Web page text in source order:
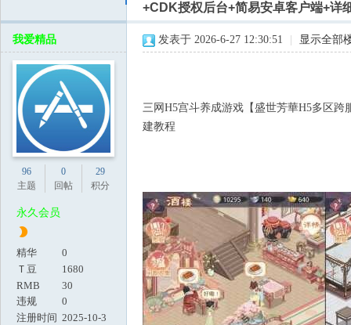
M
+CDK授权后台+简易安卓客户端+详
我爱精品
96
主题
0
回帖
29
积分
永久会员
精华
0
Ｔ豆
1680
RMB
30
违规
0
注册时间 2025-10-3
发表于 2026-6-27 12:30:51 显示全部
三网H5宫斗养成游戏【盛世芳華H5多区
建教程